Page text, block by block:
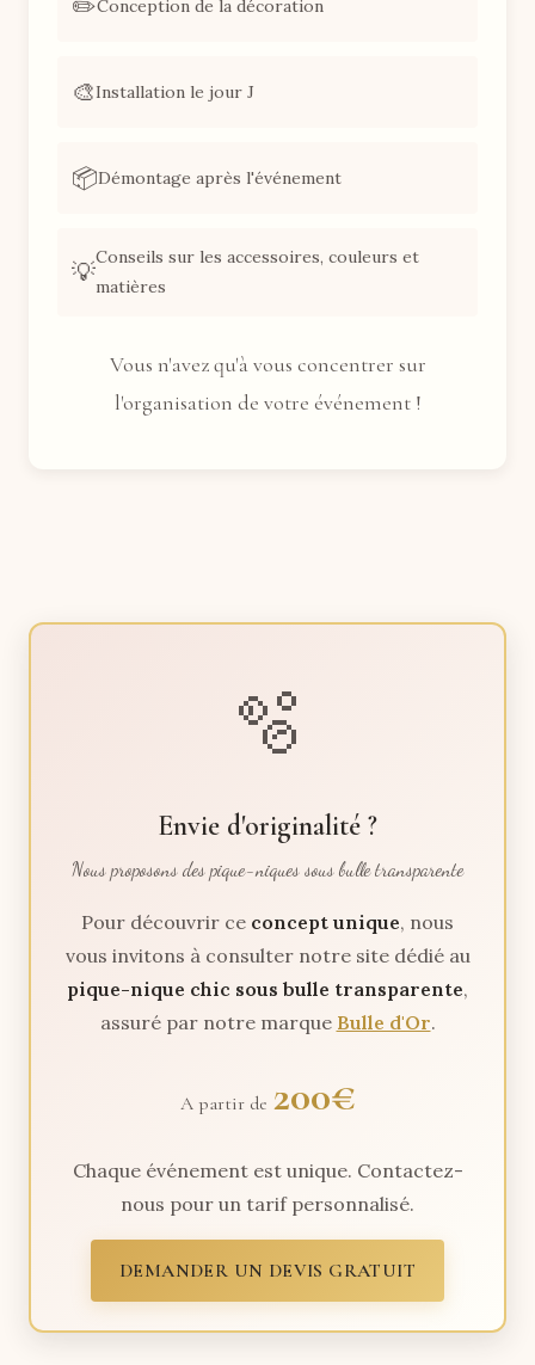
Conception de la décoration
🎨Installation le jour J
📦Démontage après l'événement
💡Conseils sur les accessoires, couleurs et
matières
Vous n'avez qu'à vous concentrer sur
l'organisation de votre événement !
🫧
Envie d'originalité ?
Nous proposons des pique-niques sous bulle transparente
Pour découvrir ce concept unique, nous
vous invitons à consulter notre site dédié au
pique-nique chic sous bulle transparente,
assuré par notre marque Bulle d'Or.
A partir de 200€
Chaque événement est unique. Contactez-
nous pour un tarif personnalisé.
DEMANDER UN DEVIS GRATUIT